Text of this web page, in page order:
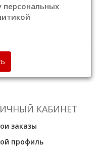
персональных
КАБИНЕТ
заказы
профиль